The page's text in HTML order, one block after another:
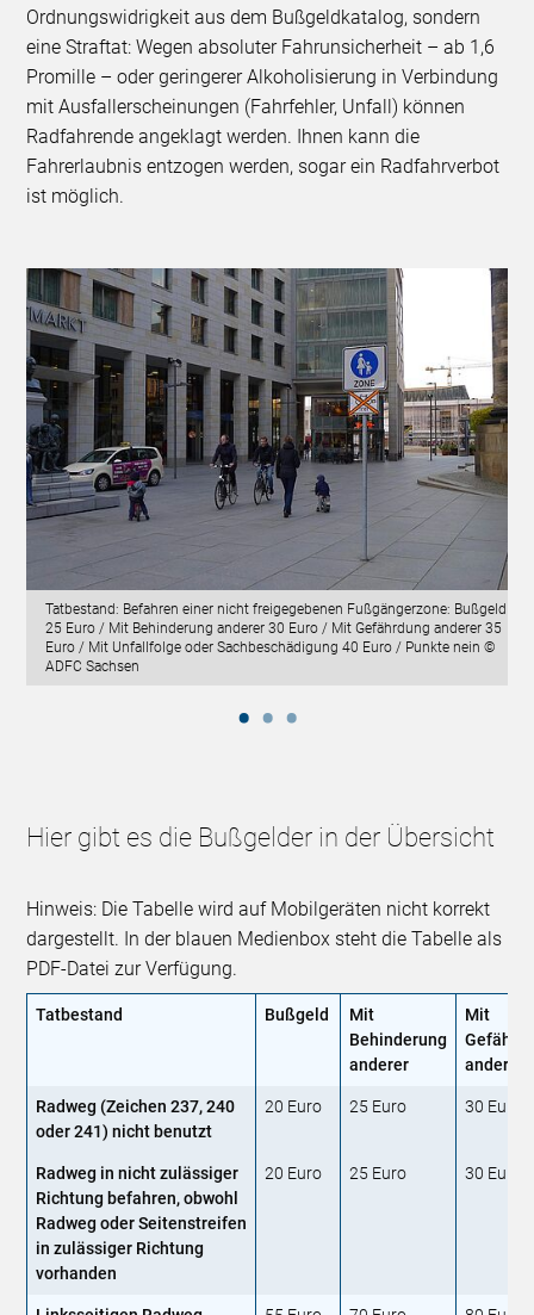
Ordnungswidrigkeit aus dem Bußgeldkatalog, sondern
eine Straftat: Wegen absoluter Fahrunsicherheit – ab 1,6
Promille – oder geringerer Alkoholisierung in Verbindung
mit Ausfallerscheinungen (Fahrfehler, Unfall) können
Radfahrende angeklagt werden. Ihnen kann die
Fahrerlaubnis entzogen werden, sogar ein Radfahrverbot
ist möglich.
Tatbestand: Befahren einer nicht freigegebenen Fußgängerzone: Bußgeld
25 Euro / Mit Behinderung anderer 30 Euro / Mit Gefährdung anderer 35
Euro / Mit Unfallfolge oder Sachbeschädigung 40 Euro / Punkte nein ©
ADFC Sachsen
Hier gibt es die Bußgelder in der Übersicht
Hinweis: Die Tabelle wird auf Mobilgeräten nicht korrekt
dargestellt. In der blauen Medienbox steht die Tabelle als
PDF-Datei zur Verfügung.
Tatbestand Bußgeld
Mit
Behinderung
anderer
Mit
anderer
Radweg (Zeichen 237, 240
oder 241) nicht benutzt
20 Euro 25 Euro 30 Euro
Radweg in nicht zulässiger
Richtung befahren, obwohl
Radweg oder Seitenstreifen
in zulässiger Richtung
vorhanden
20 Euro 25 Euro 30 Euro